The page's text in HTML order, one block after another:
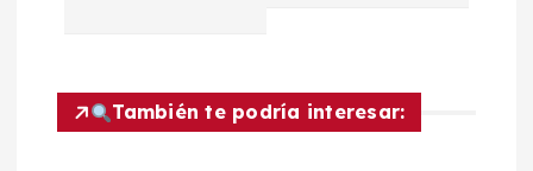
c
También te podría interesar: